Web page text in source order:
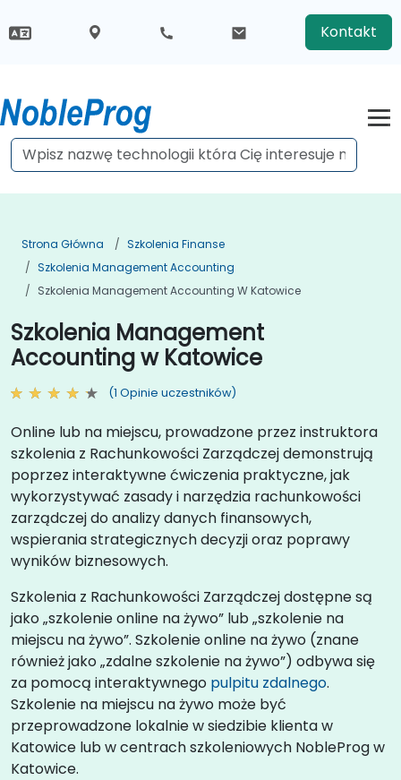
Kontakt
Strona Główna
Szkolenia Finanse
Szkolenia Management Accounting
Szkolenia Management Accounting W Katowice
Szkolenia Management
Accounting w Katowice
(1 Opinie uczestników)
Online lub na miejscu, prowadzone przez instruktora
szkolenia z Rachunkowości Zarządczej demonstrują
poprzez interaktywne ćwiczenia praktyczne, jak
wykorzystywać zasady i narzędzia rachunkowości
zarządczej do analizy danych finansowych,
wspierania strategicznych decyzji oraz poprawy
wyników biznesowych.
Szkolenia z Rachunkowości Zarządczej dostępne są
jako „szkolenie online na żywo” lub „szkolenie na
miejscu na żywo”. Szkolenie online na żywo (znane
również jako „zdalne szkolenie na żywo”) odbywa się
za pomocą interaktywnego pulpitu zdalnego.
Szkolenie na miejscu na żywo może być
przeprowadzone lokalnie w siedzibie klienta w
Katowice lub w centrach szkoleniowych NobleProg w
Katowice.